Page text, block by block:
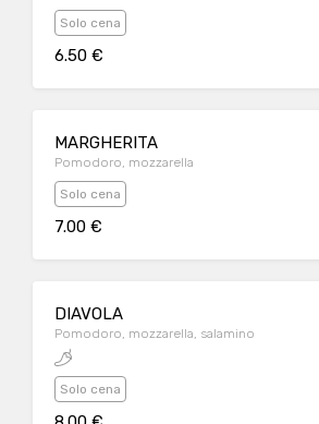
Solo cena
6.50 €
MARGHERITA
Pomodoro, mozzarella
Solo cena
7.00 €
DIAVOLA
Pomodoro, mozzarella, salamino
Solo cena